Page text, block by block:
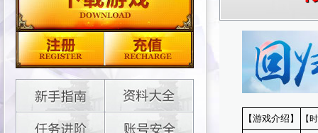
【游戏介绍】 【